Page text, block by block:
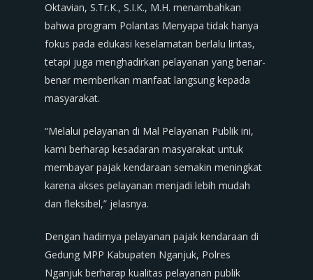
Oktavian, S.Tr.K., S.I.K., M.H. menambahkan
bahwa program Polantas Menyapa tidak hanya
fokus pada edukasi keselamatan berlalu lintas,
tetapi juga menghadirkan pelayanan yang benar-
benar memberikan manfaat langsung kepada
masyarakat.
“Melalui pelayanan di Mal Pelayanan Publik ini,
kami berharap kesadaran masyarakat untuk
membayar pajak kendaraan semakin meningkat
karena akses pelayanan menjadi lebih mudah
dan fleksibel,” jelasnya.
Dengan hadirnya pelayanan pajak kendaraan di
Gedung MPP Kabupaten Nganjuk, Polres
Nganjuk berharap kualitas pelayanan publik